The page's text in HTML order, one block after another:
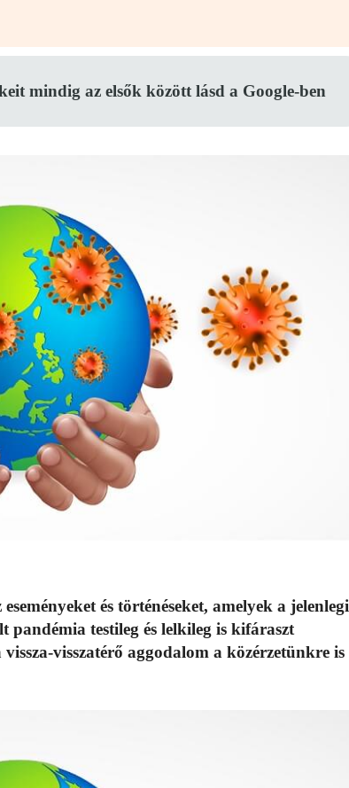
mindig az elsők között lásd a Google-ben
és történéseket, amelyek a jelenlegi
testileg és lelkileg is kifáraszt
visszatérő aggodalom a közérzetünkre is